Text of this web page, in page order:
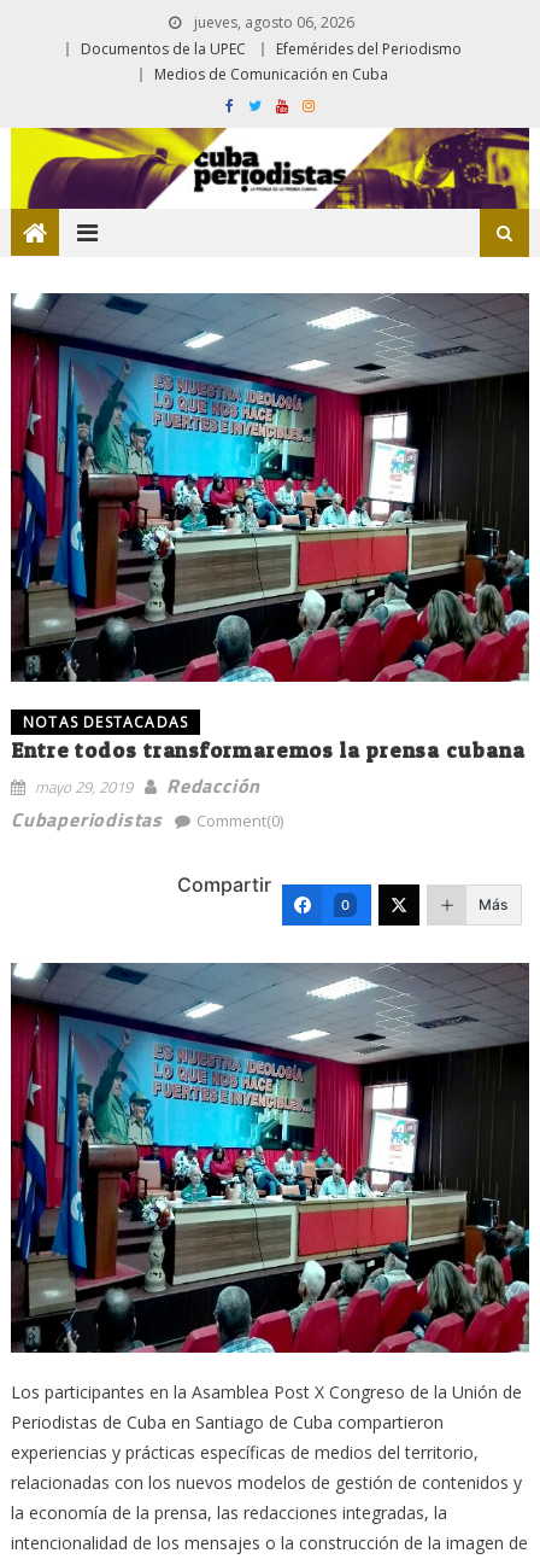
jueves, agosto 06, 2026
Documentos de la UPEC
Efemérides del Periodismo
Medios de Comunicación en Cuba
NOTAS DESTACADAS
Entre todos transformaremos la prensa cubana
mayo 29, 2019
Redacción
Cubaperiodistas
Comment(0)
Compartir
0 Más
Los participantes en la Asamblea Post X Congreso de la Unión de
Periodistas de Cuba en Santiago de Cuba compartieron
experiencias y prácticas específicas de medios del territorio,
relacionadas con los nuevos modelos de gestión de contenidos y
la economía de la prensa, las redacciones integradas, la
intencionalidad de los mensajes o la construcción de la imagen de